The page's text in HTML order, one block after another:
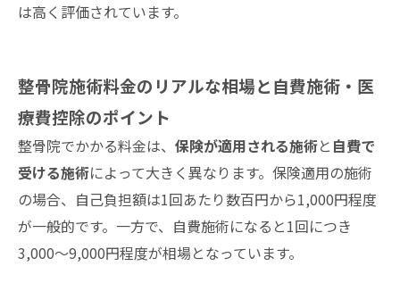
は高く評価されています。
整骨院施術料金のリアルな相場と自費施術・医
療費控除のポイント
整骨院でかかる料金は、 保険が適用される施術と 自費で
受ける施術によって大きく異なります。保険適用の施術
の場合、自己負担額は1回あたり数百円から1,000円程度
が一般的です。一方で、自費施術になると1回につき
3,000～9,000円程度が相場となっています。